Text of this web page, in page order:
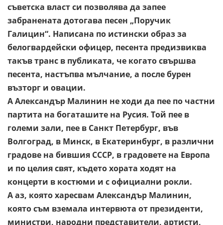
съветска власт си позволява да запее
забранената дотогава песен „Поручик
Галицин“. Написана по истински образ за
белогвардейски офицер, песента предизвиква
такъв транс в публиката, че когатосвършва
песента, настъпва мълчание, а после бурен
възторг и овации.
А Александър Малинин не ходи да пее по частни
партита на богаташите на Русия. Той пее в
големи зали, пее в Санкт Петербург, във
Волгоград, в Минск, в Екатеринбург, в различни
градове на бившия СССР, в градовете на Европа
и по целия свят, където хората ходят на
концерти в костюми и с официални рокли.
А аз, която харесвам Александър Малинин,
която съм вземала интервюта от президенти,
министри, народни представители, артисти,